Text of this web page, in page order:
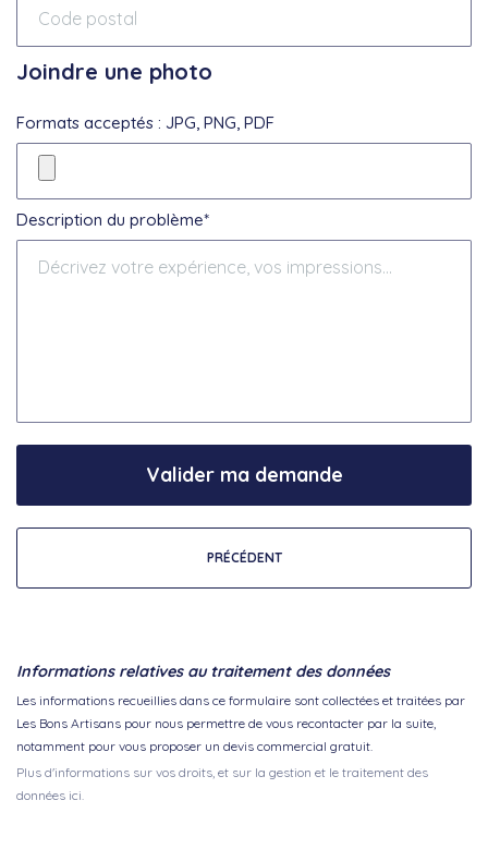
Joindre une photo
Formats acceptés : JPG, PNG, PDF
Description du problème*
PRÉCÉDENT
Valider ma demande
Informations relatives au traitement des données
Les informations recueillies dans ce formulaire sont collectées et traitées par
Les Bons Artisans pour nous permettre de vous recontacter par la suite,
notamment pour vous proposer un devis commercial gratuit.
Plus d'informations sur vos droits, et sur la gestion et le traitement des
données ici.